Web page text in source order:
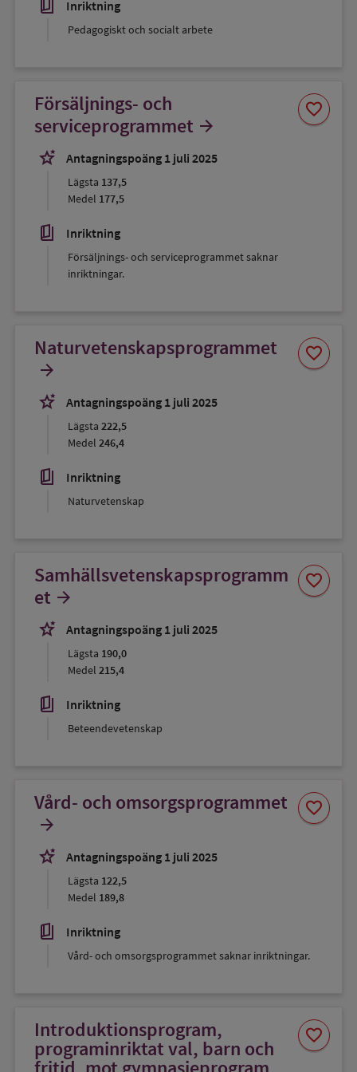
book_5 Inriktning
Pedagogiskt och socialt arbete
Försäljnings- och
serviceprogrammet arrow_forward
stars_2
Antagningspoäng 1 juli 2025
Lägsta 137,5
Medel 177,5
book_5 Inriktning
Försäljnings- och serviceprogrammet saknar
inriktningar.
favorite
Spara
som
Naturvetenskapsprogrammet
arrow_forward
stars_2
Antagningspoäng 1 juli 2025
Lägsta 222,5
Medel 246,4
book_5 Inriktning
Naturvetenskap
favorite
Spara
som
Samhällsvetenskapsprogramm
et arrow_forward
stars_2
Antagningspoäng 1 juli 2025
Lägsta 190,0
Medel 215,4
book_5 Inriktning
Beteendevetenskap
favorite
Spara
som
Vård- och omsorgsprogrammet
arrow_forward
stars_2
Antagningspoäng 1 juli 2025
Lägsta 122,5
Medel 189,8
book_5 Inriktning
Vård- och omsorgsprogrammet saknar inriktningar.
favorite
Spara
som
Introduktionsprogram,
programinriktat val, barn och
favorite
Spara
som